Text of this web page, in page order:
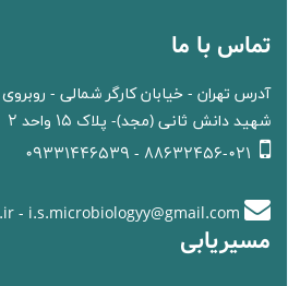
تماس با ما
آدرس تهران - خیابان کارگر شمالی -
شهید دانش ثانی (مجد)- پلاک 15 واحد 2
مسیریابی